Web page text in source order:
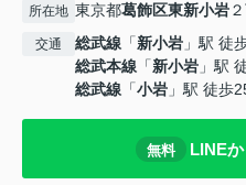
所在地 東京都葛飾区東新小岩
交通 総武線 「新小岩 」駅 徒
総武本線 「新小岩 」駅
総武線 「小岩 」駅 徒歩
無料 LINE